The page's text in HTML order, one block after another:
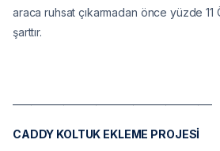
araca ruhsat çıkarmadan önce yüzde
şarttır.
CADDY KOLTUK EKLEME PROJESİ